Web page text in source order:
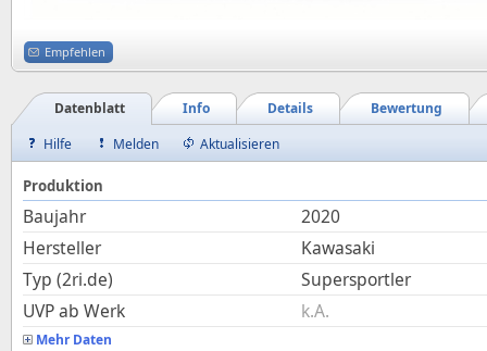
Empfehlen
Bewertung
Details
Info
Datenblatt
Hilfe
Melden Aktualisieren
Produktion
Baujahr
2020
Hersteller
Kawasaki
Typ (2ri.de)
Supersportler
UVP ab Werk
k.A.
Mehr Daten